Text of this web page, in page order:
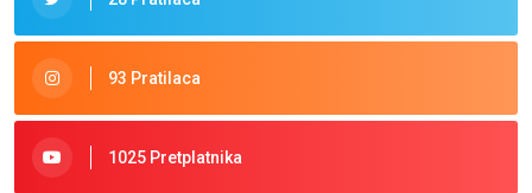
93 Pratilaca
1025 Pretplatnika